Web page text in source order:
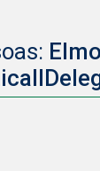
Elmo